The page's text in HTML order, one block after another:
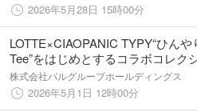
2026年5月28日 15時00分
LOTTE×CIAOPANIC TYPY“ひんや
Tee”をはじめとするコラボコレク
場！！
株式会社パルグループホールディングス
2026年5月1日 12時00分